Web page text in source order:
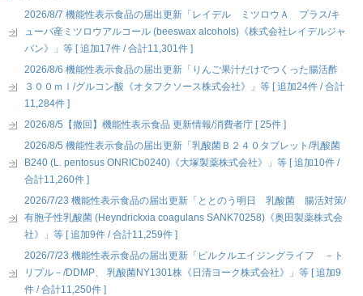
2026/8/7 機能性表示食品の届出更新「レイデル ミツロウＡ プラス/キ
ューバ産ミツロウアルコール (beeswax alcohols)《株式会社レイデルジャ
パン》」等 [ 追加17件 / 合計11,301件 ]
2026/8/6 機能性表示食品の届出更新「りんご果汁だけでつくった腸活酢
３００ｍｌ/グルコン酸《オタフクソース株式会社》」等 [ 追加24件 / 合計
11,284件 ]
2026/8/5【撤回】機能性表示食品 更新情報/消費者庁 [ 25件 ]
2026/8/5 機能性表示食品の届出更新「乳酸菌Ｂ２４０タブレット/乳酸菌
B240 (L. pentosus ONRICb0240)《大塚製薬株式会社》」等 [ 追加10件 /
合計11,260件 ]
2026/7/23 機能性表示食品の届出更新「ととのう明日 乳酸菌 腸活対策/
有胞子性乳酸菌 (Heyndrickxia coagulans SANK70258)《奥田製薬株式会
社》」等 [ 追加9件 / 合計11,259件 ]
2026/7/23 機能性表示食品の届出更新「ピルクルエイジングライフ －ト
リプル－/DDMP、 乳酸菌NY1301株《日清ヨーク株式会社》」等 [ 追加9
件 / 合計11,250件 ]